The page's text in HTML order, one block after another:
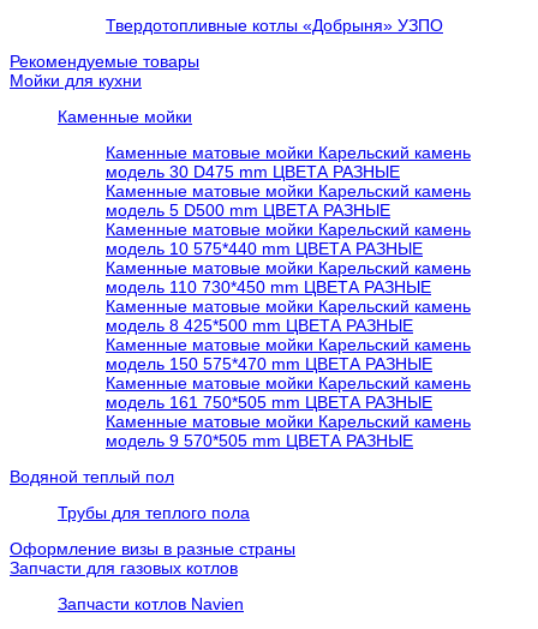
Твердотопливные котлы «Добрыня» УЗПО
Рекомендуемые товары
Мойки для кухни
Каменные мойки
Каменные матовые мойки Карельский камень
модель 30 D475 mm ЦВЕТА РАЗНЫЕ
Каменные матовые мойки Карельский камень
модель 5 D500 mm ЦВЕТА РАЗНЫЕ
Каменные матовые мойки Карельский камень
модель 10 575*440 mm ЦВЕТА РАЗНЫЕ
Каменные матовые мойки Карельский камень
модель 110 730*450 mm ЦВЕТА РАЗНЫЕ
Каменные матовые мойки Карельский камень
модель 8 425*500 mm ЦВЕТА РАЗНЫЕ
Каменные матовые мойки Карельский камень
модель 150 575*470 mm ЦВЕТА РАЗНЫЕ
Каменные матовые мойки Карельский камень
модель 161 750*505 mm ЦВЕТА РАЗНЫЕ
Каменные матовые мойки Карельский камень
модель 9 570*505 mm ЦВЕТА РАЗНЫЕ
Водяной теплый пол
Трубы для теплого пола
Оформление визы в разные страны
Запчасти для газовых котлов
Запчасти котлов Navien